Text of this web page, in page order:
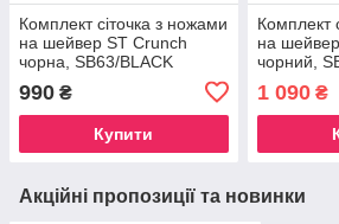
Комплект сіточка з ножами
на шейвер ST Crunch
чорна, SB63/BLACK
990 ₴
Купити
Комплект
на
чорний,
1 090₴
Акційні пропозиції та новинки